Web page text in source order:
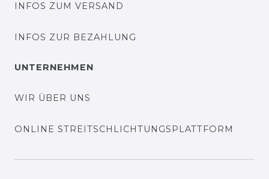
INFOS ZUM VERSAND
INFOS ZUR BEZAHLUNG
UNTERNEHMEN
WIR ÜBER UNS
ONLINE STREITSCHLICHTUNGSPLATTFORM